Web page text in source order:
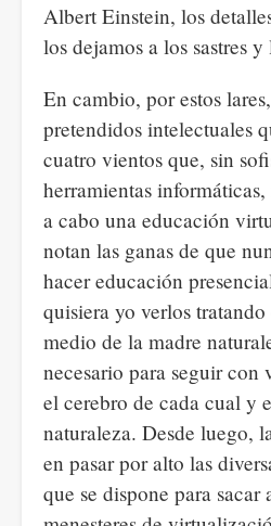
Albert Einstein, los
los dejamos a los sastres y
En cambio, por estos
pretendidos intelectuales
cuatro vientos que, sin
herramientas
a cabo una educación
notan las ganas de que
hacer educación
quisiera yo verlos
medio de la madre
necesario para seguir con
el cerebro de cada cual y
naturaleza. Desde luego,
en pasar por alto las
que se dispone para sacar